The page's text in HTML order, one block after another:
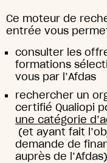
Ce moteur de
entrée vous
consulter les
formations
vous par l’Afdas
rechercher un
certifié Qualiopi
une catégorie
(et ayant fait
demande de
auprès de